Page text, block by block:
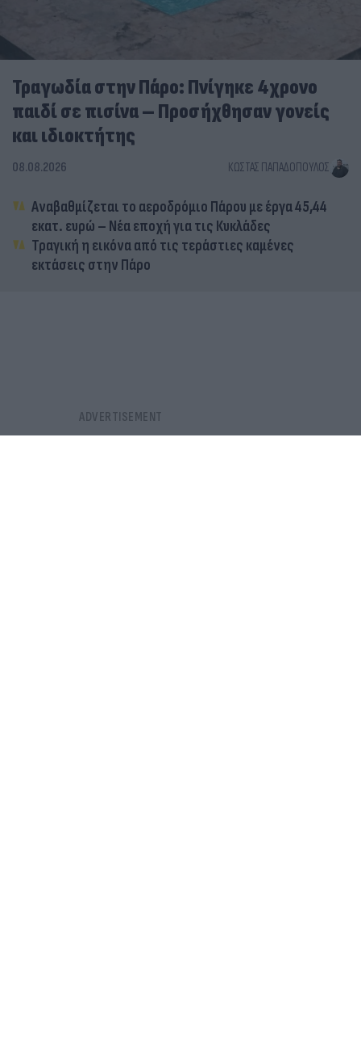
Τραγωδία στην Πάρο: Πνίγηκε 4χρονο
παιδί σε πισίνα – Προσήχθησαν γονείς
και ιδιοκτήτης
08.08.2026 ΚΏΣΤΑΣ ΠΑΠΑΔΌΠΟΥΛΟΣ
Αναβαθμίζεται το αεροδρόμιο Πάρου με έργα 45,44
εκατ. ευρώ – Νέα εποχή για τις Κυκλάδες
Τραγική η εικόνα από τις τεράστιες καμένες
εκτάσεις στην Πάρο